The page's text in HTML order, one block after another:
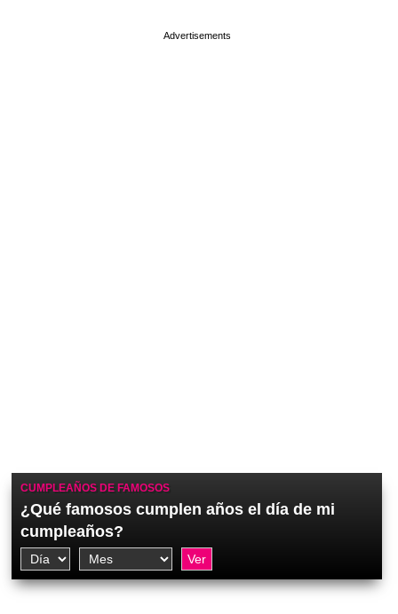
CUMPLEAÑOS DE FAMOSOS
¿Qué famosos cumplen años el día de mi
cumpleaños?